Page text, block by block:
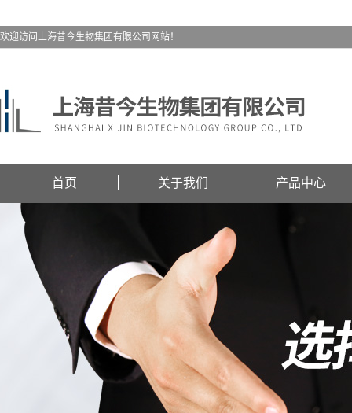
欢迎访问上海昔今生物集团有限公司网站！
首页 关于我们 产品中心